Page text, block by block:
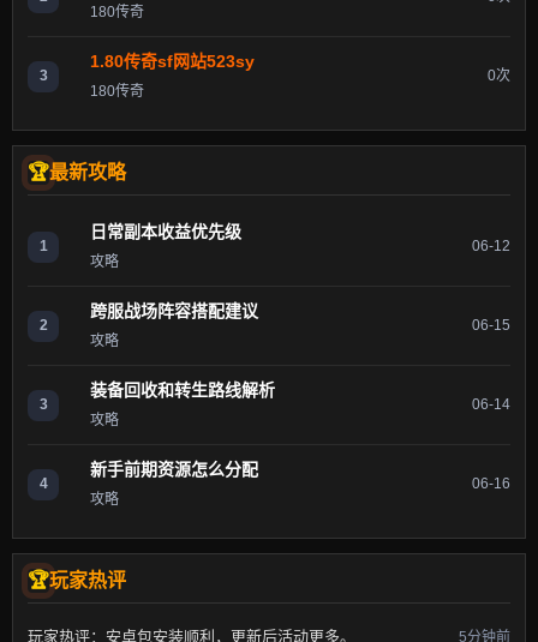
180传奇
3
1.80传奇sf网站523sy
180传奇
0次
最新攻略
1
日常副本收益优先级
攻略
06-12
2
跨服战场阵容搭配建议
攻略
06-15
3
装备回收和转生路线解析
攻略
06-14
4
新手前期资源怎么分配
攻略
06-16
玩家热评
玩家热评：安卓包安装顺利，更新后活动更多。 5分钟前